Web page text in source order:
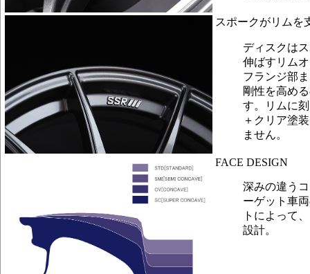
スポークがリムを
ディスクは
伸ばすリム
フランジ部
剛性を高め
す。リムに
＋クリア塗
ません。
FACE DESIGN
深みの違う
ーゲット車
トによって
設計。